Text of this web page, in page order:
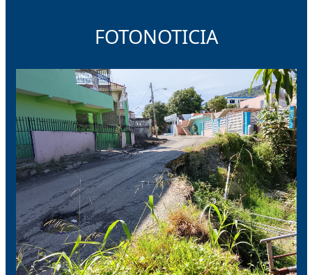
FOTONOTICIA